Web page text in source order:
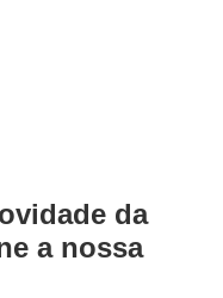
da
a nossa